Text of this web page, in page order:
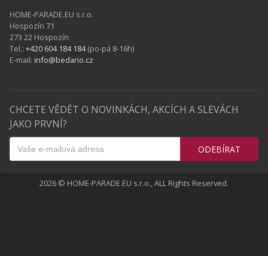
HOME-PARADE.EU s.r.o.
Hospozín 71
273 22 Hospozín
Tel.: +420 604 184 184(po-pá 8-16h)
E-mail: info@bedario.cz
CHCETE VĚDĚT O NOVINKÁCH, AKCÍCH A SLEVÁCH
JAKO PRVNÍ?
ODEBÍRAT
2026 © HOME-PARADE.EU s.r.o., ALL Rights Reserved.